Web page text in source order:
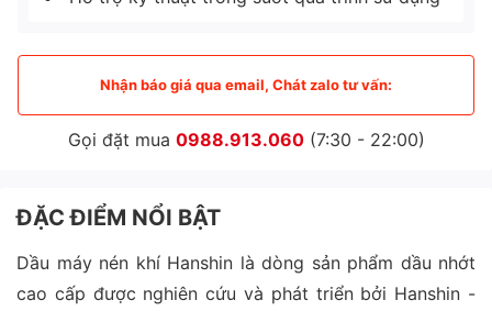
Nhận báo giá qua email, Chát zalo tư vấn:
Gọi đặt mua 0988.913.060(7:30 - 22:00)
ĐẶC ĐIỂM NỔI BẬT
Dầu máy nén khí Hanshin là dòng sản phẩm dầu nhớt
cao cấp được nghiên cứu và phát triển bởi Hanshin -